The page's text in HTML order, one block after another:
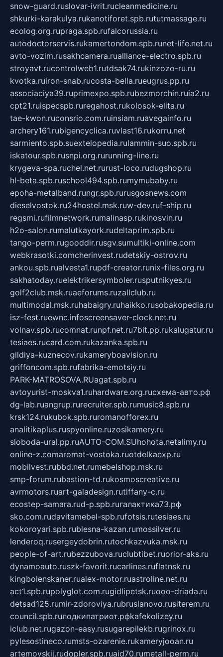
snow-guard.ruslovar-ivrit.rucleanmedicine.ru
shkurki-karakulya.rukanotiforet.spb.rututmassage.ru
ecolog.org.rupraga.spb.rufalcorussia.ru
autodoctorservis.rukamertondom.spb.runet-life.net.ru
avto-vozim.rusakhcamera.rualliance-electro.spb.ru
stroyavt.rucontrolweb1.rutdsak74.rukinzozo-ru.ru
kvotka.ruiron-snab.rucosta-bella.rueugrus.pp.ru
associaciya39.ruprimexpo.spb.rubezmorchin.ruia2.ru
cpt21.ruispecspb.ruregahost.rukolosok-elita.ru
tae-kwon.ruconsrio.com.ruinsiam.ruavegainfo.ru
archery161.rubigencyclica.ruvlast16.rukorru.net
sarmiento.spb.suextelopedia.rulammin-suo.spb.ru
iskatour.spb.rusnpi.org.rurunning-line.ru
krygeva-spa.ruchel.net.rurust-loco.rudugshop.ru
hl-beta.spb.ruschool494.spb.rumymubaby.ru
epoha-metalband.rungr.spb.rurusgosnews.com
dieselvostok.ru24hostel.msk.ruw-dev.ruf-ship.ru
regsmi.rufilmnetwork.rumalinasp.rukinosvin.ru
h2o-salon.rumalutkayork.rudeltaprim.spb.ru
tango-perm.rugooddir.rusgv.sumultiki-online.com
webkrasotki.comcherinvest.rudetskiy-ostrov.ru
ankou.spb.rualvesta1.rupdf-creator.runix-files.org.ru
sakhatoday.ruelektrikersymboler.rusputnikyes.ru
golf2club.msk.ruaeforums.ruzallclub.ru
multimodal.msk.ruhabaigry.ruhaikko.rusobakopedia.ru
isz-fest.ruewnc.infoscreensaver-clock.net.ru
volnav.spb.rucomnat.runpf.net.ru7bit.pp.rukalugatur.ru
tesiaes.rucard.com.rukazanka.spb.ru
gildiya-kuznecov.rukameryboavision.ru
griffoncom.spb.rufabrika-emotsiy.ru
PARK-MATROSOVA.RUagat.spb.ru
avtoyurist-moskva1.ruhardware.org.ruсхема-авто.рф
dg-lab.ruangrup.rurecruiter.spb.rumusic8.spb.ru
krsk124.rukubok.spb.ruromanofforex.ru
analitikaplus.ruspyonline.ruzosikamery.ru
sloboda-ural.pp.ruAUTO-COM.SUhohota.netalimy.ru
online-z.comaromat-vostoka.ruotdelkaexp.ru
mobilvest.rubbd.net.rumebelshop.msk.ru
smp-forum.rubastion-td.rukosmoscreative.ru
avrmotors.ruart-galadesign.rutiffany-c.ru
ecostep-samara.rud-p.spb.ruгалактика73.рф
sko.com.rudavitamebel-spb.rufotsis.rutesiaes.ru
kokoroyari.spb.rublesna-kazan.rumossilver.ru
lenderoq.rusergeydobrin.rutochkazvuka.msk.ru
people-of-art.rubezzubova.ruclubtibet.ruorior-aks.ru
dynamoauto.ruszk-favorit.rucarlines.ruflatnsk.ru
kingbolenskaner.rualex-motor.ruastroline.net.ru
act1.spb.rupolyglot.com.rugidlipetsk.ruooo-driada.ru
detsad125.rumir-zdoroviya.rubruslanovo.rusiterem.ru
council.spb.ruлодкипатриот.рфkafekolizey.ru
iclub.net.rugazon-easy.rusugarepilekb.rugrinox.ru
pylesostineco.rumsts-ozarenie.rukameryjooan.ru
artemovskij.rudopler.spb.ruaid70.rumetall-perm.ru